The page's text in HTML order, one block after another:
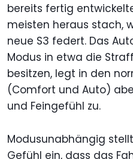
bereits fertig
meisten heraus stach,
neue S3 federt. Das
Modus in etwa die
besitzen, legt in den
(Comfort und Auto)
und Feingefühl zu.
Modusunabhängig
Gefühl ein, dass das